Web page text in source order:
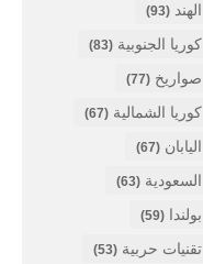
الهند (93)
كوريا الجنوبية (83)
صواريخ (77)
كوريا الشمالية (67)
اليابان (67)
السعودية (63)
بولندا (59)
تقنيات حربية (53)